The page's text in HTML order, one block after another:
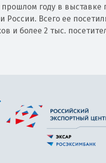
году в
России. Всего ее
и более 2 тыс.